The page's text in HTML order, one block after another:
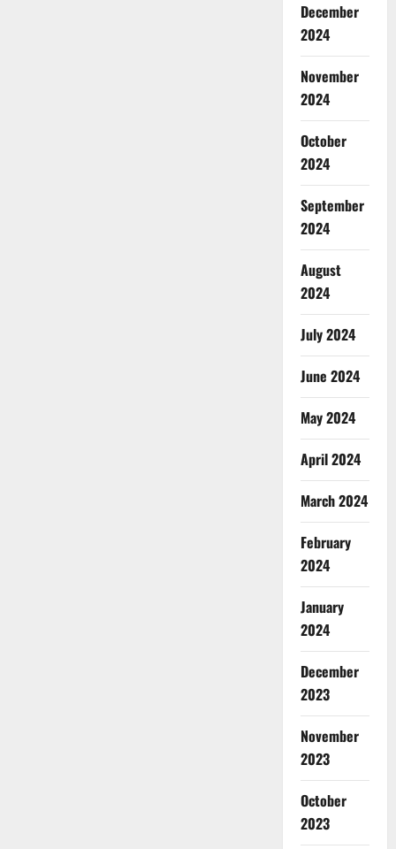
December
2024
November
2024
October
2024
September
2024
August
2024
July 2024
June 2024
May 2024
April 2024
March 2024
February
2024
January
2024
December
2023
November
2023
October
2023